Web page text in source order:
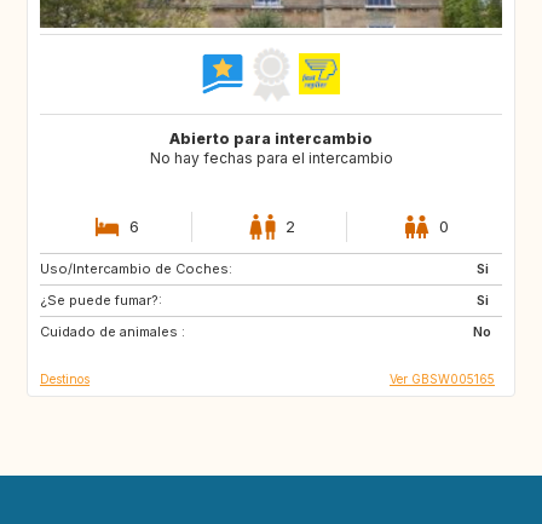
Abierto para intercambio
No hay fechas para el intercambio
6 2 0
Uso/Intercambio de Coches:
Si
¿Se puede fumar?:
Si
Cuidado de animales :
No
ES
IT
Destinos Ver GBSW005165